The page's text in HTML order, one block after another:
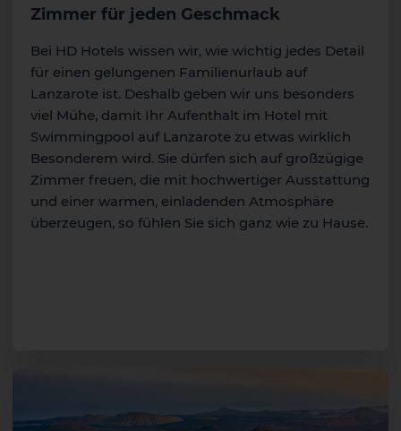
Zimmer für jeden Geschmack
Bei HD Hotels wissen wir, wie wichtig jedes Detail
für einen gelungenen Familienurlaub auf
Lanzarote ist. Deshalb geben wir uns besonders
viel Mühe, damit Ihr Aufenthalt im Hotel mit
Swimmingpool auf Lanzarote zu etwas wirklich
Besonderem wird. Sie dürfen sich auf großzügige
Zimmer freuen, die mit hochwertiger Ausstattung
und einer warmen, einladenden Atmosphäre
überzeugen, so fühlen Sie sich ganz wie zu Hause.